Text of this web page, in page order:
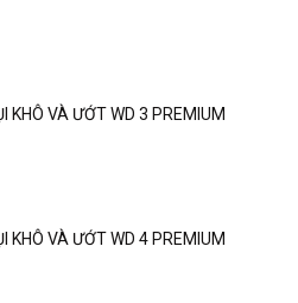
KHÔ VÀ ƯỚT WD 3 PREMIUM
KHÔ VÀ ƯỚT WD 4 PREMIUM